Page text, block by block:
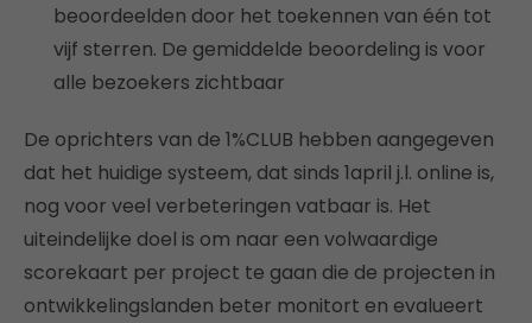
beoordeelden door het toekennen van één tot
vijf sterren. De gemiddelde beoordeling is voor
alle bezoekers zichtbaar
De oprichters van de 1%CLUB hebben aangegeven
dat het huidige systeem, dat sinds 1april j.l. online is,
nog voor veel verbeteringen vatbaar is. Het
uiteindelijke doel is om naar een volwaardige
scorekaart per project te gaan die de projecten in
ontwikkelingslanden beter monitort en evalueert